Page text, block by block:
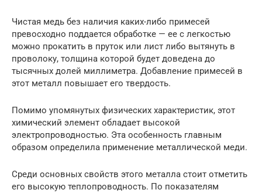
Чистая медь без наличия каких-либо примесей
превосходно поддается обработке — ее с легкостью
можно прокатить в пруток или лист либо вытянуть в
проволоку, толщина которой будет доведена до
тысячных долей миллиметра. Добавление примесей в
этот металл повышает его твердость.
Помимо упомянутых физических характеристик, этот
химический элемент обладает высокой
электропроводностью. Эта особенность главным
образом определила применение металлической меди.
Среди основных свойств этого металла стоит отметить
его высокую теплопроводность. По показателям